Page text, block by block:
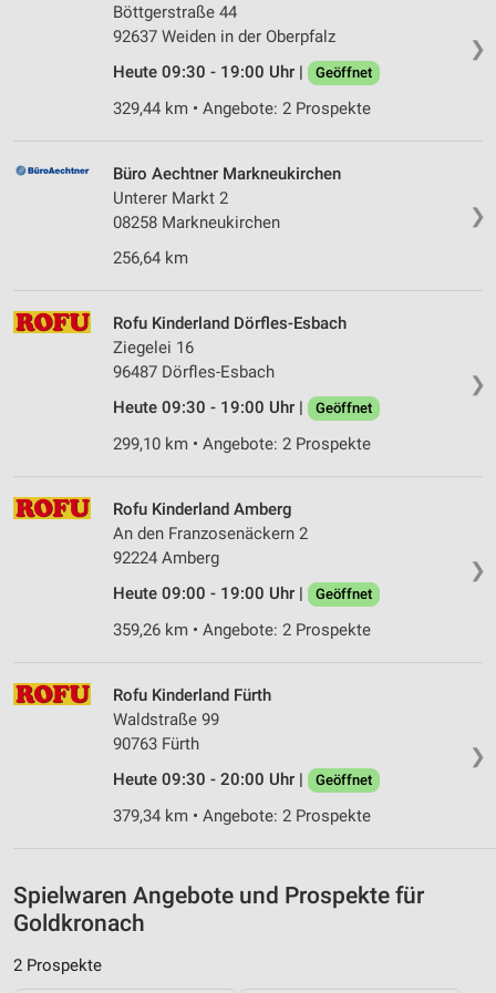
❯
Böttgerstraße 44
92637 Weiden in der Oberpfalz
Heute 09:30 - 19:00 Uhr |
Geöffnet
329,44 km • Angebote: 2 Prospekte
❯
Büro Aechtner Markneukirchen
Unterer Markt 2
08258 Markneukirchen
256,64 km
❯
Rofu Kinderland Dörfles-Esbach
Ziegelei 16
96487 Dörfles-Esbach
Heute 09:30 - 19:00 Uhr |
Geöffnet
299,10 km • Angebote: 2 Prospekte
❯
Rofu Kinderland Amberg
An den Franzosenäckern 2
92224 Amberg
Heute 09:00 - 19:00 Uhr |
Geöffnet
359,26 km • Angebote: 2 Prospekte
❯
Rofu Kinderland Fürth
Waldstraße 99
90763 Fürth
Heute 09:30 - 20:00 Uhr |
Geöffnet
379,34 km • Angebote: 2 Prospekte
Spielwaren Angebote und Prospekte für
Goldkronach
2 Prospekte
Speichern von oder Zugriff auf Informationen
auf einem Endgerät
Verwendung reduzierter Daten zur Auswahl von
Verwendung von Profilen zur Auswahl
personalisierter Werbung
Erstellung von Profilen zur Personalisierung
Verwendung von Profilen zur Auswahl
personalisierter Inhalte
Messung der Performance von Inhalten
Kombinationen von Daten aus verschiedenen
Quellen
Entwicklung und Verbesserung der Angebote
Verwendung genauer Standortdaten
Geräte anhand von aktiv angeforderten
Informationen identifizieren
Nicht-IAB-Verarbeitungszwecke:
Performance
Funktional
Werbung